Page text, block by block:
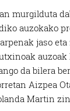
murgilduta
auzokako
jaso eta
da bilera
Aizpea
Martin